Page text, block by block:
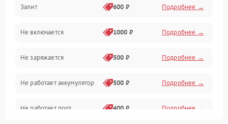
Питание и питание цепей
Проблемы с картами памяти
Объективы
Программные сбои
Коммуникации и интерфейсы
Залит 600 ₽ Подробнее →
Не включается 1000 ₽ Подробнее →
Не заряжается 500 ₽ Подробнее →
Не работает аккумулятор 500 ₽ Подробнее →
Не работает порт 400 ₽ Подробнее →